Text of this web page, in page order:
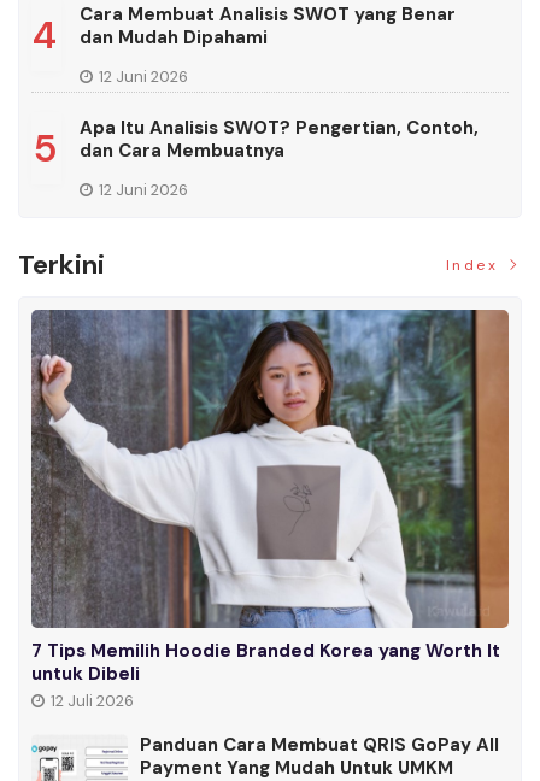
4
Cara Membuat Analisis SWOT yang Benar
dan Mudah Dipahami
12 Juni 2026
5
Apa Itu Analisis SWOT? Pengertian, Contoh,
dan Cara Membuatnya
12 Juni 2026
Terkini Index
7 Tips Memilih Hoodie Branded Korea yang Worth It
untuk Dibeli
12 Juli 2026
Panduan Cara Membuat QRIS GoPay All
Payment Yang Mudah Untuk UMKM